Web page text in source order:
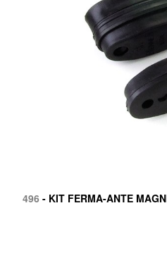
496- KIT FERMA-ANTE